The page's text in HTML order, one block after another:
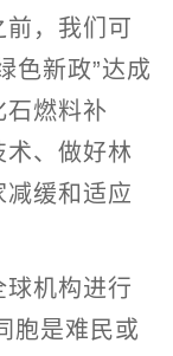
，我们可
色新政”达成
石燃料补
、做好林
减缓和适应
机构进行
胞是难民或